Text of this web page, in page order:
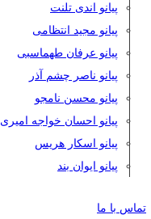
پیانو اندی تلنت
پیانو مجید انتظامی
پیانو عرفان طهماسبی
پیانو ناصر چشم آذر
پیانو محسن نامجو
پیانو احسان خواجه امیری
پیانو اسکار هریس
پیانو ایوان بند
تماس با ما